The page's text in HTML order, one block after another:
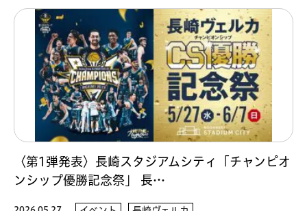
〈第1弾発表〉長崎スタジアムシティ「チャンピオ
ンシップ優勝記念祭」 長…